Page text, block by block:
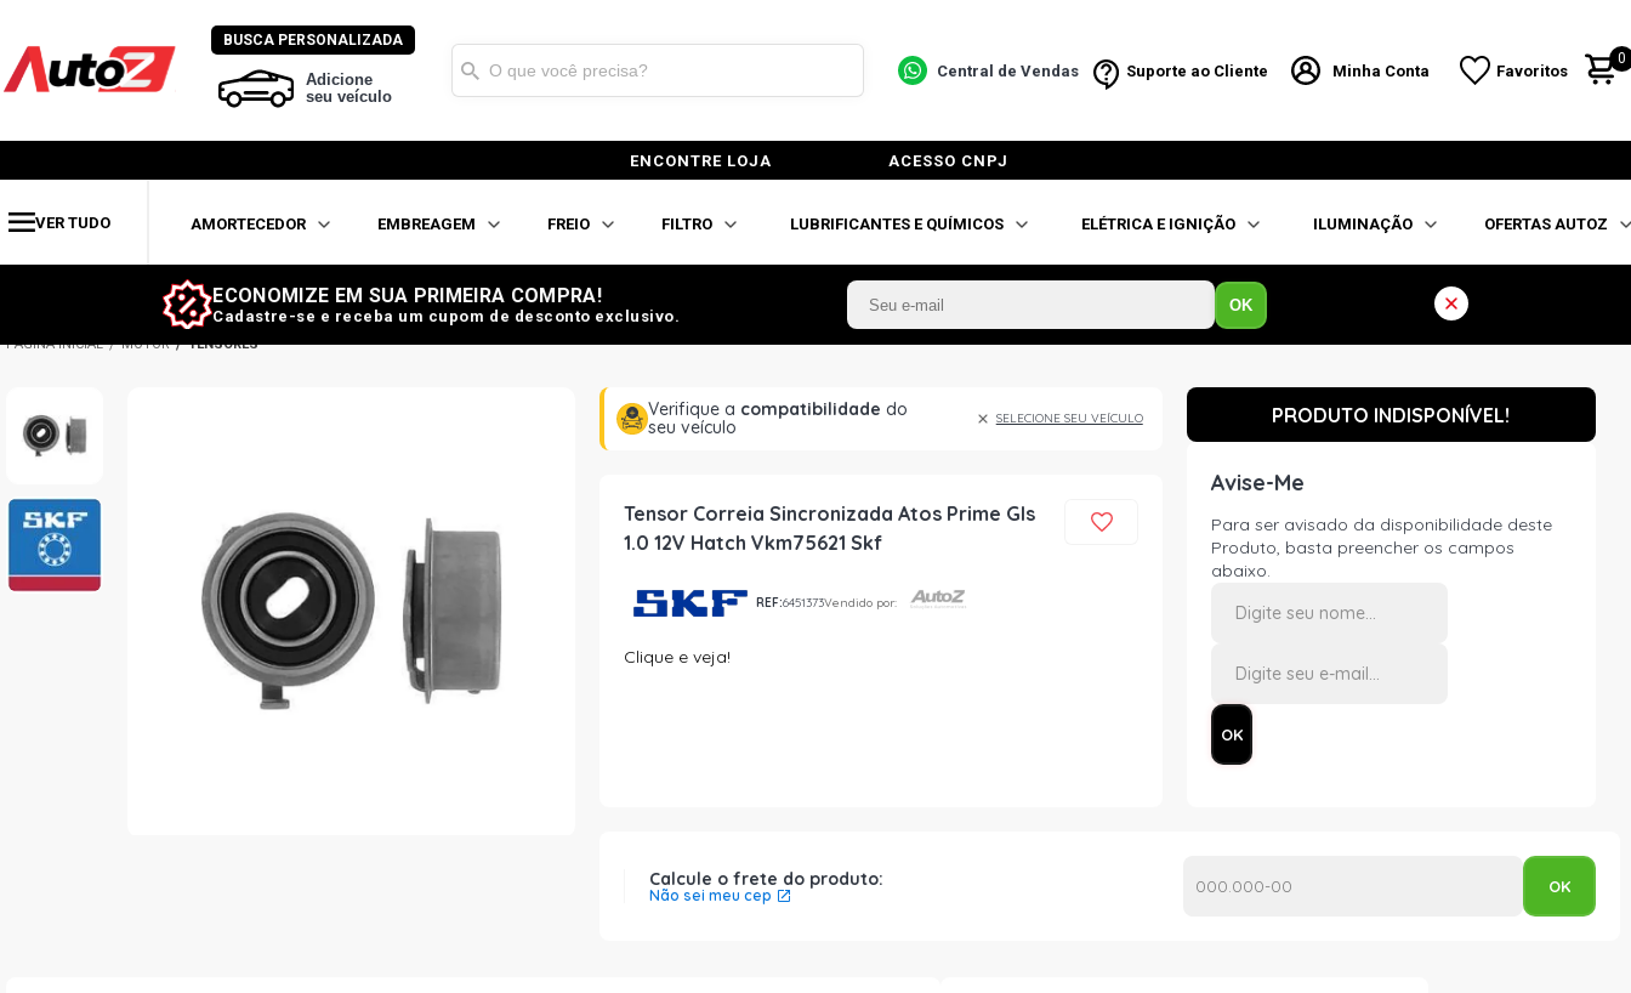
BUSCA PERSONALIZADA
Adicione
seu veículo
Central de Vendas Suporte ao Cliente Minha Conta Favoritos
0
ENCONTRE LOJA ACESSO CNPJ
VER TUDO AMORTECEDOR EMBREAGEM FREIO FILTRO LUBRIFICANTES E QUÍMICOS ELÉTRICA E IGNIÇÃO ILUMINAÇÃO OFERTAS AUTOZ
ECONOMIZE EM SUA PRIMEIRA COMPRA!
Cadastre-se e receba um cupom de desconto exclusivo.
OK
MOTOR TENSORES
Verifique a compatibilidade do
seu veículo
SELECIONE SEU VEÍCULO
Tensor Correia Sincronizada Atos Prime Gls
1.0 12V Hatch Vkm75621 Skf
REF:6451373Vendido por:
Clique e veja!
PRODUTO INDISPONÍVEL!
Avise-Me
Para ser avisado da disponibilidade deste
Produto, basta preencher os campos
abaixo.
Calcule o frete do produto:
Não sei meu cep